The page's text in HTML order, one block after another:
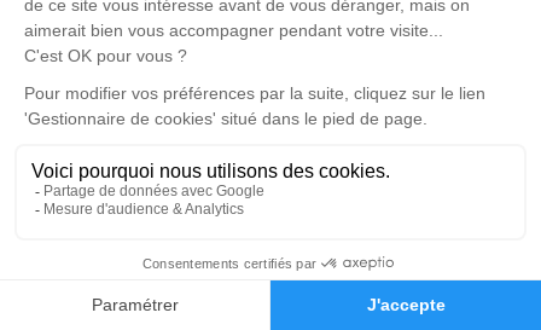
Faire-part Hommages
Cérémonie civile
vendredi 18 octobre 2024 à 09h45
Chambre Funéraire de Pont-sur-Yonne
Route de Paris
Je rends hommage